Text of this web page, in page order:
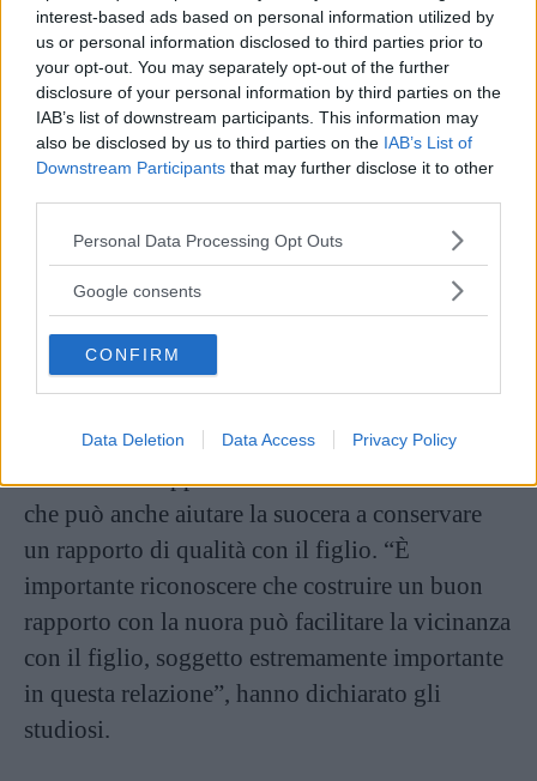
interest-based ads based on personal information utilized by
us or personal information disclosed to third parties prior to
your opt-out. You may separately opt-out of the further
disclosure of your personal information by third parties on the
IAB’s list of downstream participants. This information may
also be disclosed by us to third parties on the IAB’s List of
Downstream Participants that may further disclose it to other
Please note that this website/app uses one or more Google
not limited to your visit or usage behaviour. You may click to
use your data for below specified purposes in below Google
consent section.
Personal Data Processing Opt Outs
Google consents
CONFIRM
Data Deletion Data Access Privacy Policy
Questi risultati hanno portato
all’individuazione di alcuni “trucchetti” in
grado di migliorare il rapporto tra la suocera e
la nuora. Il primo trucchetto è costruire un
rapporto di fiduciae collaborazione con la
nuora. “Sarebbe bene coinvolgere la propria
nuora in situazioni in cui possa essere d’aiuto,
costruendo così un certo livello di
collaborazione”, ha dichiarato Greif.
in comune, che possano aiutare le due donne a
costruire un rapporto di amicizia. Un’amicizia
che può anche aiutare la suocera a conservare
un rapporto di qualità con il figlio. “È
importante riconoscere che costruire un buon
rapporto con la nuora può facilitare la vicinanza
con il figlio, soggetto estremamente importante
in questa relazione”, hanno dichiarato gli
studiosi.